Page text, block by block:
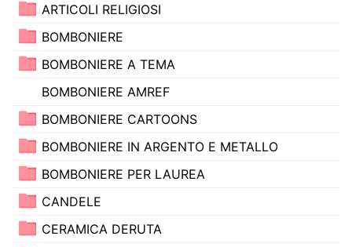
ARTICOLI RELIGIOSI
BOMBONIERE
BOMBONIERE A TEMA
BOMBONIERE AMREF
BOMBONIERE CARTOONS
BOMBONIERE IN ARGENTO E METALLO
BOMBONIERE PER LAUREA
CANDELE
CERAMICA DERUTA